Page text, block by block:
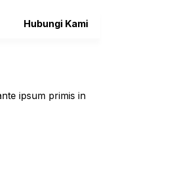
Hubungi Kami
ipsum primis in